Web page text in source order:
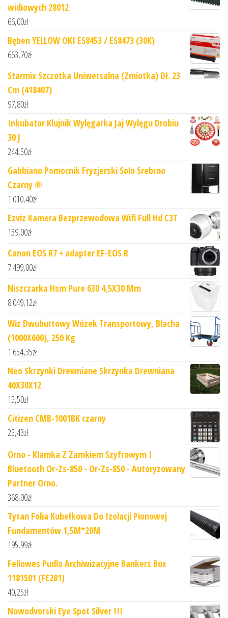
widiowych 28012
66,00zł
Bęben YELLOW OKI ES8453 / ES8473 (30K)
663,70zł
Starmix Szczotka Uniwersalna (Zmiotka) Dł. 23
Cm (418407)
97,80zł
Inkubator Klujnik Wylęgarka Jaj Wylęgu Drobiu
30 J
244,50zł
Gabbiano Pomocnik Fryzjerski Solo Srebrno
Czarny ®
1 010,40zł
Ezviz Kamera Bezprzewodowa Wifi Full Hd C3T
139,00zł
Canon EOS R7 + adapter EF-EOS R
7 499,00zł
Niszczarka Hsm Pure 630 4,5X30 Mm
8 049,12zł
Wiz Dwuburtowy Wózek Transportowy, Blacha
(1000X600), 250 Kg
1 654,35zł
Neo Skrzynki Drewniane Skrzynka Drewniana
40X30X12
15,50zł
Citizen CMB-1001BK czarny
25,43zł
Orno - Klamka Z Zamkiem Szyfrowym I
Bluetooth Or-Zs-850 - Or-Zs-850 - Autoryzowany
Partner Orno.
368,00zł
Tytan Folia Kubełkowa Do Izolacji Pionowej
Fundamentów 1,5M*20M
195,99zł
Fellowes Pudlo Archiwizacyjne Bankers Box
1181501 (FE281)
40,25zł
Nowodvorski Eye Spot Silver III